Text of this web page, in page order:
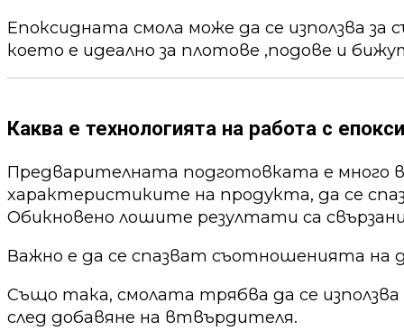
Епоксидната смола може да се използва за
което е идеално за плотове ,подове и
Каква е технологията на работа с
Предварителната подготовката е много
характеристиките на продукта, да се
Обикновено лошите резултати са
Важно е да се спазват съотношенията на
Също така, смолата трябва да се
след добавяне на втвърдителя.